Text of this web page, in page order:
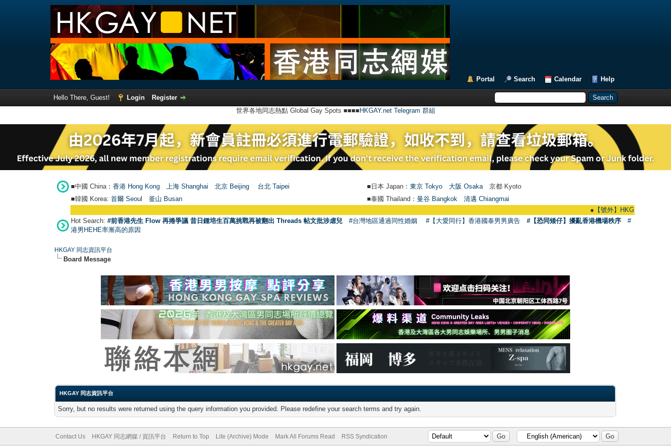
Portal Search Calendar Help
Hello There, Guest! Login
Register
世界各地同志熱點 Global Gay Spots ■■■■ HKGAY.net Telegram 群組
■中國 China： 香港 Hong Kong 上海 Shanghai 北京 Beijing 台北 Taipei ■日本 Japan： 東京 Tokyo 大阪 Osaka 京都 Kyoto
■韓國 Korea: 首爾 Seou 釜山 Busan ■泰國 Thailand： 曼谷 Bangkok
清邁 Chiangmai
【號外】HKGAY.net已啟動
Hot Search: #前香港先生 Flow 再捲爭議 昔日鍾培生百萬挑戰再被翻出 Threads 帖文批涉虐兒 #台灣地區通過同性婚姻 #【大愛同行】香港國泰男男廣告 #【恐同矮仔】擾亂香港機場秩序
#
港男HEHE率漸高的原因
HKGAY 同志資訊平台
Board Message
HKGAY 同志資訊平台
Sorry, but no results were returned using the query information you provided. Please redefine your search terms and try again.
Contact Us HKGAY 同志網媒 / 資訊平台 Return to Top Lite (Archive) Mode Mark All Forums Read RSS Syndication